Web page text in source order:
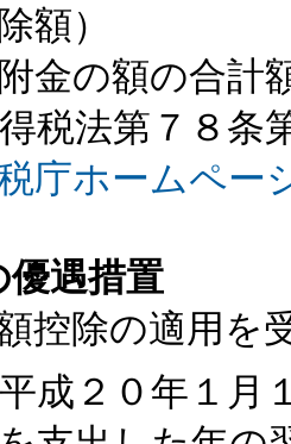
額）
金の額の合計
税法第７８条
庁ホームペー
優遇措置
控除の適用を
成２０年１月